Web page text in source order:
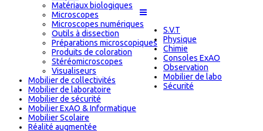
S.V.T
Physique
Chimie
Consoles ExAO
Observation
Mobilier de labo
Sécurité
Matériaux biologiques
Microscopes
Microscopes numériques
Outils à dissection
Préparations microscopiques
Produits de coloration
Stéréomicroscopes
Visualiseurs
Mobilier de collectivités
Mobilier de laboratoire
Mobilier de sécurité
Mobilier ExAO & Informatique
Mobilier Scolaire
Réalité augmentée